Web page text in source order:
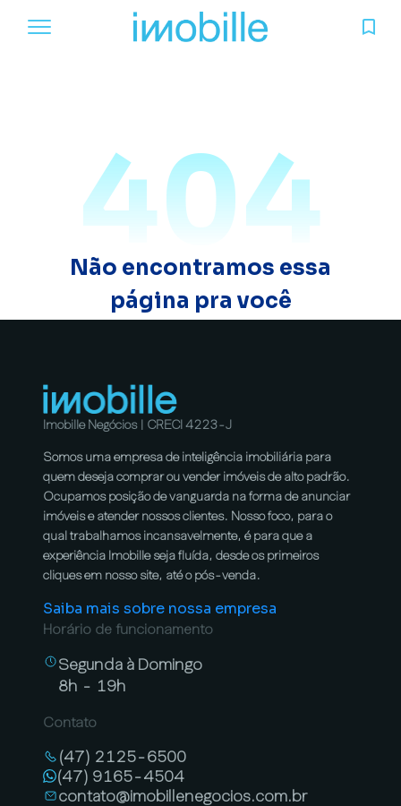
404
Não encontramos essa
página pra você
Imobille Negócios | CRECI 4223-J
Somos uma empresa de inteligência imobiliária para
quem deseja comprar ou vender imóveis de alto padrão.
Ocupamos posição de vanguarda na forma de anunciar
imóveis e atender nossos clientes. Nosso foco, para o
qual trabalhamos incansavelmente, é para que a
experiência Imobille seja fluída, desde os primeiros
cliques em nosso site, até o pós-venda.
Saiba mais sobre nossa empresa
Horário de funcionamento
Segunda à Domingo
8h - 19h
Contato
(47) 2125-6500
(47) 9165-4504
contato@imobillenegocios.com.br